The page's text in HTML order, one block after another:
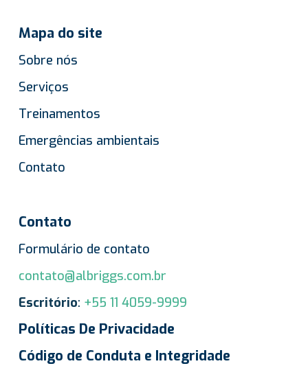
Mapa do site
Sobre nós
Serviços
Treinamentos
Emergências ambientais
Contato
Contato
Formulário de contato
contato@albriggs.com.br
Escritório: +55 11 4059-9999
Políticas De Privacidade
Código de Conduta e Integridade